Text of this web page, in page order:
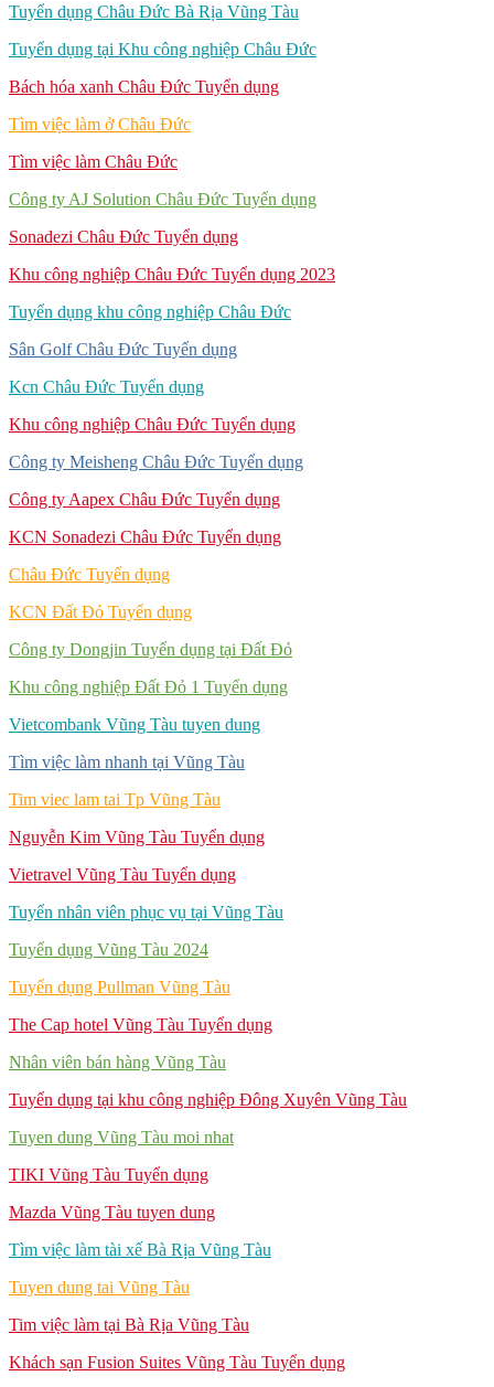
Tuyển dụng Châu Đức Bà Rịa Vũng Tàu
Tuyển dụng tại Khu công nghiệp Châu Đức
Bách hóa xanh Châu Đức Tuyển dụng
Tìm việc làm ở Châu Đức
Tìm việc làm Châu Đức
Công ty AJ Solution Châu Đức Tuyển dụng
Sonadezi Châu Đức Tuyển dụng
Khu công nghiệp Châu Đức Tuyển dụng 2023
Tuyển dụng khu công nghiệp Châu Đức
Sân Golf Châu Đức Tuyển dụng
Kcn Châu Đức Tuyển dụng
Khu công nghiệp Châu Đức Tuyển dụng
Công ty Meisheng Châu Đức Tuyển dụng
Công ty Aapex Châu Đức Tuyển dụng
KCN Sonadezi Châu Đức Tuyển dụng
Châu Đức Tuyển dụng
KCN Đất Đỏ Tuyển dụng
Công ty Dongjin Tuyển dụng tại Đất Đỏ
Khu công nghiệp Đất Đỏ 1 Tuyển dụng
Vietcombank Vũng Tàu tuyen dung
Tìm việc làm nhanh tại Vũng Tàu
Tim viec lam tai Tp Vũng Tàu
Nguyễn Kim Vũng Tàu Tuyển dụng
Vietravel Vũng Tàu Tuyển dụng
Tuyển nhân viên phục vụ tại Vũng Tàu
Tuyển dụng Vũng Tàu 2024
Tuyển dụng Pullman Vũng Tàu
The Cap hotel Vũng Tàu Tuyển dụng
Nhân viên bán hàng Vũng Tàu
Tuyển dụng tại khu công nghiệp Đông Xuyên Vũng Tàu
Tuyen dung Vũng Tàu moi nhat
TIKI Vũng Tàu Tuyển dụng
Mazda Vũng Tàu tuyen dung
Tìm việc làm tài xế Bà Rịa Vũng Tàu
Tuyen dung tai Vũng Tàu
Tim việc làm tại Bà Rịa Vũng Tàu
Khách sạn Fusion Suites Vũng Tàu Tuyển dụng